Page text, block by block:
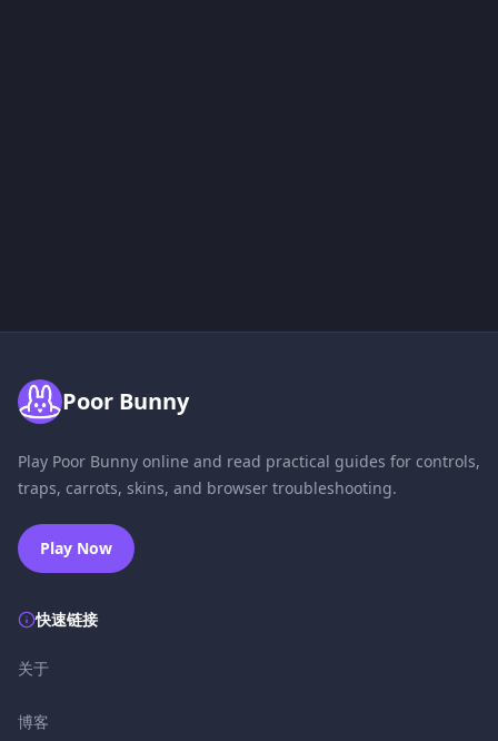
Poor Bunny
Play Poor Bunny online and read practical guides for controls,
traps, carrots, skins, and browser troubleshooting.
Play Now
快速链接
关于
博客